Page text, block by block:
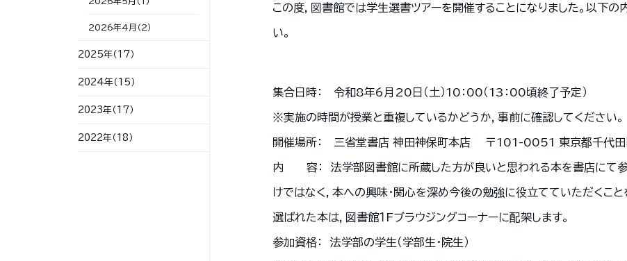
この度，図書館では学生選書ツアーを開催することになりました。以下の
い。
集合日時： 令和8年6月20日（土）10：00（13：00頃終了予定）
※実施の時間が授業と重複しているかどうか，事前に確認してください。
開催場所： 三省堂書店 神田神保町本店 〒101-0051 東京都千代田
内 容： 法学部図書館に所蔵した方が良いと思われる本を書店にて参
けではなく，本への興味・関心を深め今後の勉強に役立てていただくこと
選ばれた本は，図書館１Fブラウジングコーナーに配架します。
参加資格： 法学部の学生（学部生・院生）
2026年4月（2）
2025年（17）
2024年（15）
2023年（17）
2022年（18）